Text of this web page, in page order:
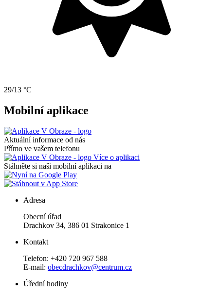
29/13 °C
Mobilní aplikace
Aktuální informace od nás
Přímo ve vašem telefonu
Více o aplikaci
Stáhněte si naši mobilní aplikaci na
Adresa
Obecní úřad
Drachkov 34, 386 01 Strakonice 1
Kontakt
Telefon: +420 720 967 588
E-mail: obecdrachkov@centrum.cz
Úřední hodiny